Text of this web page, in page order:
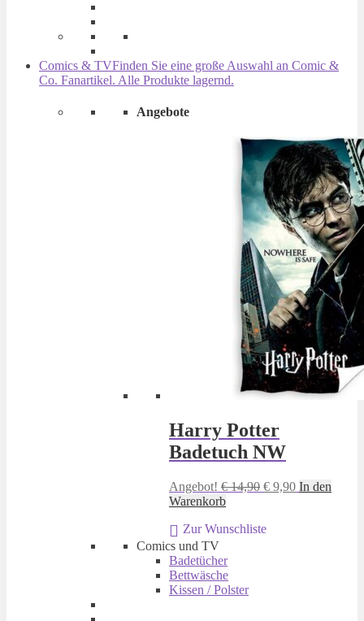
Comics & TVFinden Sie eine große Auswahl an Comic &
Co. Fanartikel. Alle Produkte lagernd.
Angebote
Harry Potter
Badetuch NW
Angebot! €14,90 Ursprünglicher
€ 14,90
€ 9,90Aktueller
In den
Warenkorb
Zur Wunschliste
Comics und TV
Badetücher
Bettwäsche
Kissen / Polster